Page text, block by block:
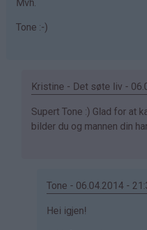
Mvh.
Tone :-)
Kristine - Det søte liv -
Som
svar
(ikke
Supert Tone :) Glad for at
bilder du og mannen din
Tone - 06.04.2014 -
Som
Hei igjen!